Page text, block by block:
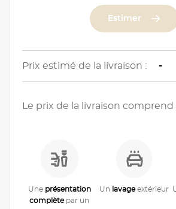
Estimer
Prix estimé de la livraison : -
Le prix de la livraison comprend
Une présentation
complètepar un
Un lavageextérieur